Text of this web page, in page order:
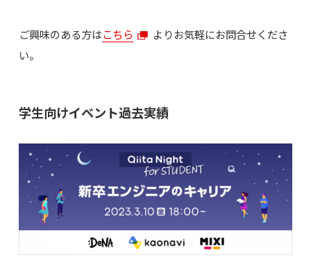
ご興味のある方はこちら
よりお気軽にお問合せくださ
い。
学生向けイベント過去実績